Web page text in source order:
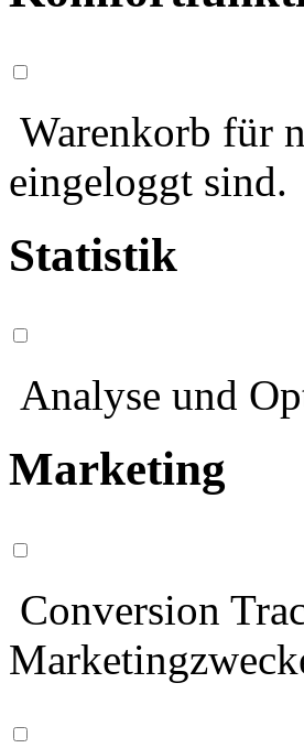
Warenkorb für
eingeloggt sind.
Statistik
Analyse und
Marketing
Conversion